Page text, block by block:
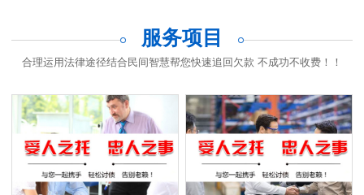
服务项目
合理运用法律途径结合民间智慧帮您快速追回欠款 不成功不收费！！